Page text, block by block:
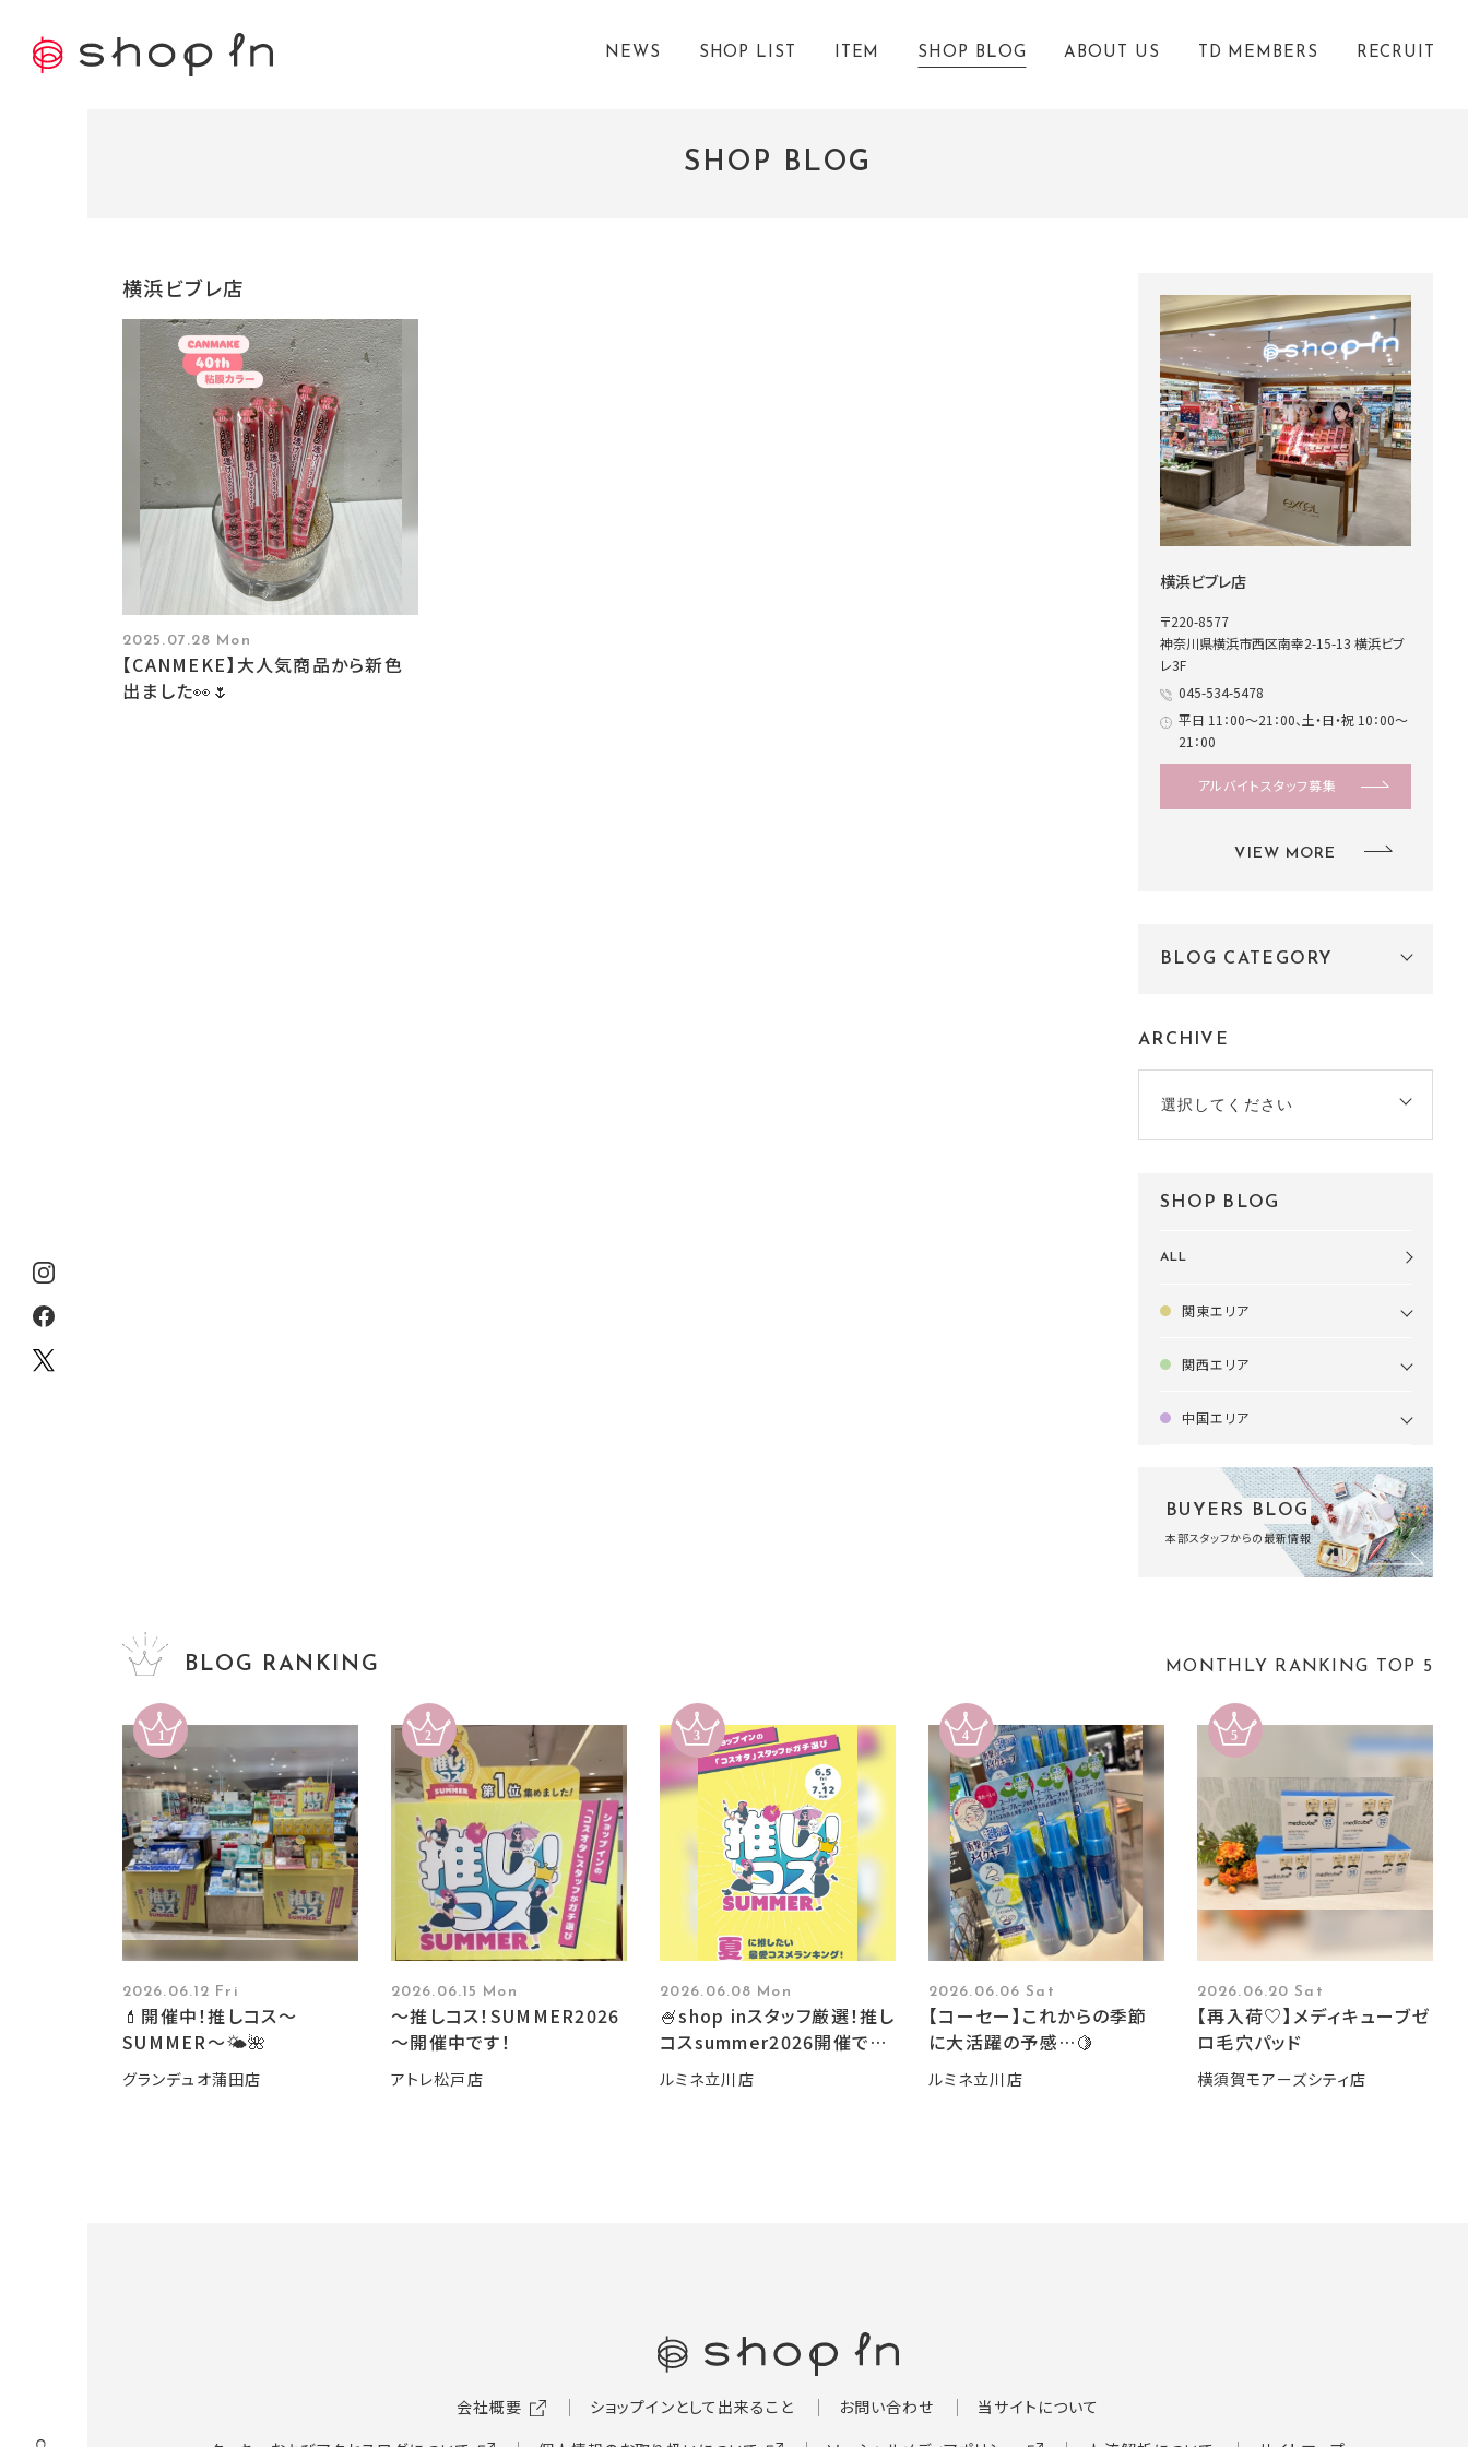
NEWS SHOP LIST ITEM SHOP BLOG ABOUT US TD MEMBERS RECRUIT
SHOP BLOG
横浜ビブレ店
2025.07.28 Mon
【CANMEKE】大人気商品から新色
出ました👀🌷
横浜ビブレ店
〒220-8577
神奈川県横浜市西区南幸2-15-13 横浜ビブ
レ3F
045-534-5478
平日 11：00～21：00、土・日・祝 10：00～
21：00
アルバイトスタッフ募集
VIEW MORE
BLOG CATEGORY
ARCHIVE
選択してください
SHOP BLOG
ALL
関東エリア
関西エリア
中国エリア
BUYERS BLOG
本部スタッフからの最新情報
BLOG RANKING MONTHLY RANKING TOP 5
2026.06.12 Fri
💄開催中！推しコス〜
SUMMER〜🌤️🌺
グランデュオ蒲田店
2026.06.15 Mon
～推しコス！SUMMER2026
～開催中です！
アトレ松戸店
2026.06.08 Mon
🍧shop inスタッフ厳選！推し
コスsummer2026開催です
🍧
ルミネ立川店
2026.06.06 Sat
【コーセー】これからの季節
に大活躍の予感…🍋
ルミネ立川店
2026.06.20 Sat
【再入荷♡】メディキューブゼ
ロ毛穴パッド
横須賀モアーズシティ店
会社概要 ショップインとして出来ること お問い合わせ
当サイトについて